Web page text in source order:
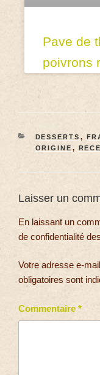
Pave de
poivrons
DESSERTS ,
ORIGINE ,
Laisser un
En laissant un
de confidentialité
Votre adresse e-
obligatoires sont
Commentaire *